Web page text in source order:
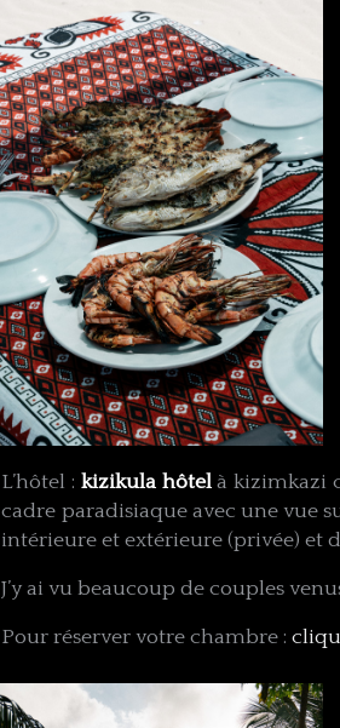
L’hôtel : kizikula hôtelà kizimkazi
cadre paradisiaque avec une vue
intérieure et extérieure (privée) et
J’y ai vu beaucoup de couples
Pour réserver votre chambre :